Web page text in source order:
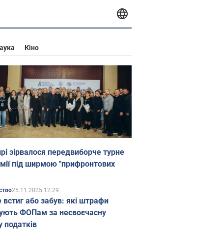
Кіно
зірвалося передвиборче турне
під ширмою "прифронтових
25.11.2025 12:29
встиг або забув: які штрафи
ФОПам за несвоєчасну
податків